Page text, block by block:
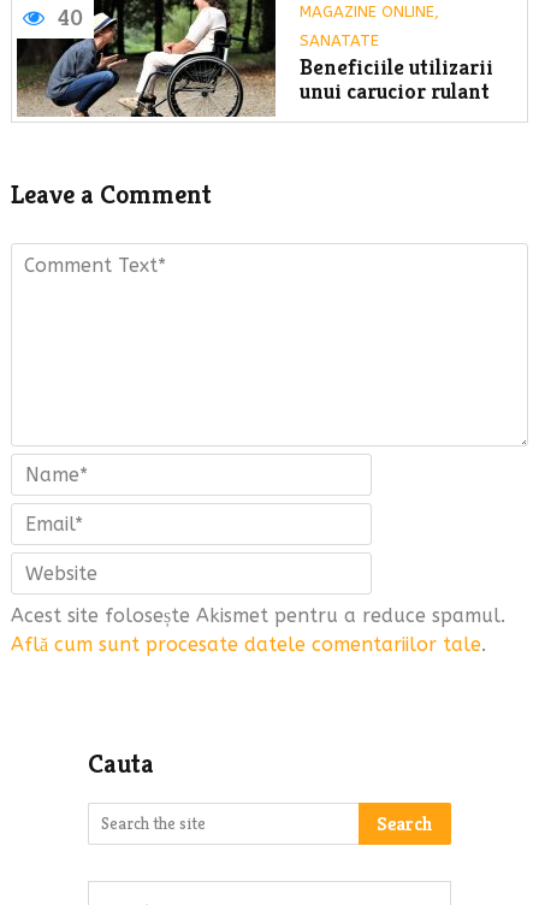
40 MAGAZINE ONLINE,
SANATATE
Beneficiile utilizarii
unui carucior rulant
Leave a Comment
Acest site folosește Akismet pentru a reduce spamul.
Află cum sunt procesate datele comentariilor tale.
Cauta
Search